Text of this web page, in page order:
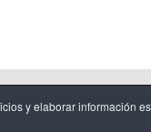
y elaborar información
Aviso legal-Política